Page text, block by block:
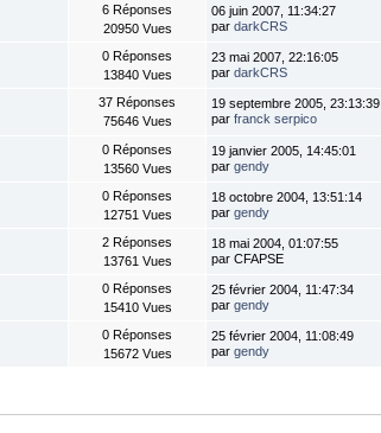
6 Réponses
20950 Vues
06 juin 2007, 11:34:27
pardarkCRS
0 Réponses
13840 Vues
23 mai 2007, 22:16:05
pardarkCRS
37 Réponses
75646 Vues
19 septembre 2005, 23:13:39
parfranck serpico
0 Réponses
13560 Vues
19 janvier 2005, 14:45:01
pargendy
0 Réponses
12751 Vues
18 octobre 2004, 13:51:14
pargendy
2 Réponses
13761 Vues
18 mai 2004, 01:07:55
par CFAPSE
0 Réponses
15410 Vues
25 février 2004, 11:47:34
pargendy
0 Réponses
15672 Vues
25 février 2004, 11:08:49
pargendy